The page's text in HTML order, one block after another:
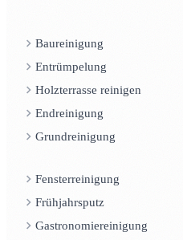
Baureinigung
Entrümpelung
Holzterrasse reinigen
Endreinigung
Grundreinigung
Fensterreinigung
Frühjahrsputz
Gastronomiereinigung